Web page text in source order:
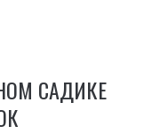
САДИКЕ